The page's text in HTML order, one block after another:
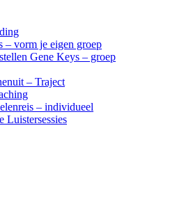
– vorm je eigen groep
Gene Keys – groep
– Traject
– individueel
Luistersessies